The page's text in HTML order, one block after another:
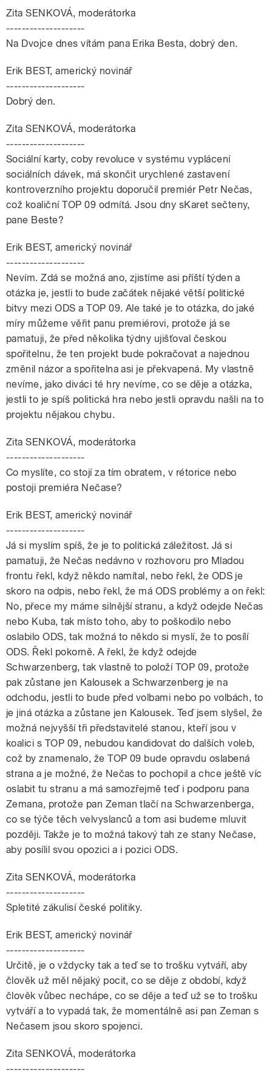
Zita SENKOVÁ, moderátorka
--------------------
Na Dvojce dnes vítám pana Erika Besta, dobrý den.
Erik BEST, americký novinář
--------------------
Dobrý den.
Zita SENKOVÁ, moderátorka
--------------------
Sociální karty, coby revoluce v systému vyplácení
sociálních dávek, má skončit urychlené zastavení
kontroverzního projektu doporučil premiér Petr Nečas,
což koaliční TOP 09 odmítá. Jsou dny sKaret sečteny,
pane Beste?
Erik BEST, americký novinář
--------------------
Nevím. Zdá se možná ano, zjistíme asi příští týden a
otázka je, jestli to bude začátek nějaké větší politické
bitvy mezi ODS a TOP 09. Ale také je to otázka, do jaké
míry můžeme věřit panu premiérovi, protože já se
pamatuji, že před několika týdny ujišťoval českou
spořitelnu, že ten projekt bude pokračovat a najednou
změnil názor a spořitelna asi je překvapená. My vlastně
nevíme, jako diváci té hry nevíme, co se děje a otázka,
jestli to je spíš politická hra nebo jestli opravdu našli na to
projektu nějakou chybu.
Zita SENKOVÁ, moderátorka
--------------------
Co myslíte, co stojí za tím obratem, v rétorice nebo
postoji premiéra Nečase?
Erik BEST, americký novinář
--------------------
Já si myslím spíš, že je to politická záležitost. Já si
pamatuji, že Nečas nedávno v rozhovoru pro Mladou
frontu řekl, když někdo namítal, nebo řekl, že ODS je
skoro na odpis, nebo řekl, že má ODS problémy a on řekl:
No, přece my máme silnější stranu, a když odejde Nečas
nebo Kuba, tak místo toho, aby to poškodilo nebo
oslabilo ODS, tak možná to někdo si myslí, že to posílí
ODS. Řekl pokorně. A řekl, že když odejde
Schwarzenberg, tak vlastně to položí TOP 09, protože
pak zůstane jen Kalousek a Schwarzenberg je na
odchodu, jestli to bude před volbami nebo po volbách, to
je jiná otázka a zůstane jen Kalousek. Teď jsem slyšel, že
možná nejvyšší tři představitelé stanou, kteří jsou v
koalici s TOP 09, nebudou kandidovat do dalších voleb,
což by znamenalo, že TOP 09 bude opravdu oslabená
strana a je možné, že Nečas to pochopil a chce ještě víc
oslabit tu stranu a má samozřejmě teď i podporu pana
Zemana, protože pan Zeman tlačí na Schwarzenberga,
co se týče těch velvyslanců a tom asi budeme mluvit
později. Takže je to možná takový tah ze stany Nečase,
aby posílil svou opozici a i pozici ODS.
Zita SENKOVÁ, moderátorka
--------------------
Spletité zákulisí české politiky.
Erik BEST, americký novinář
--------------------
Určitě, je o vždycky tak a teď se to trošku vytváří, aby
člověk už měl nějaký pocit, co se děje z období, když
člověk vůbec nechápe, co se děje a teď už se to trošku
vytváří a to vypadá tak, že momentálně asi pan Zeman s
Nečasem jsou skoro spojenci.
Zita SENKOVÁ, moderátorka
--------------------